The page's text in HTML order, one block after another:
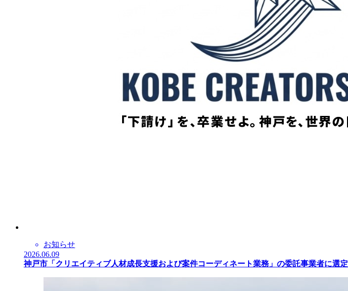
お知らせ
2026.06.09
神戸市「クリエイティブ人材成長支援および案件コーディネート業務」の委託事業者に選定